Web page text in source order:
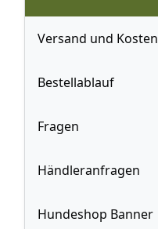
Versand und Kosten
Bestellablauf
Fragen
Händleranfragen
Hundeshop Banner